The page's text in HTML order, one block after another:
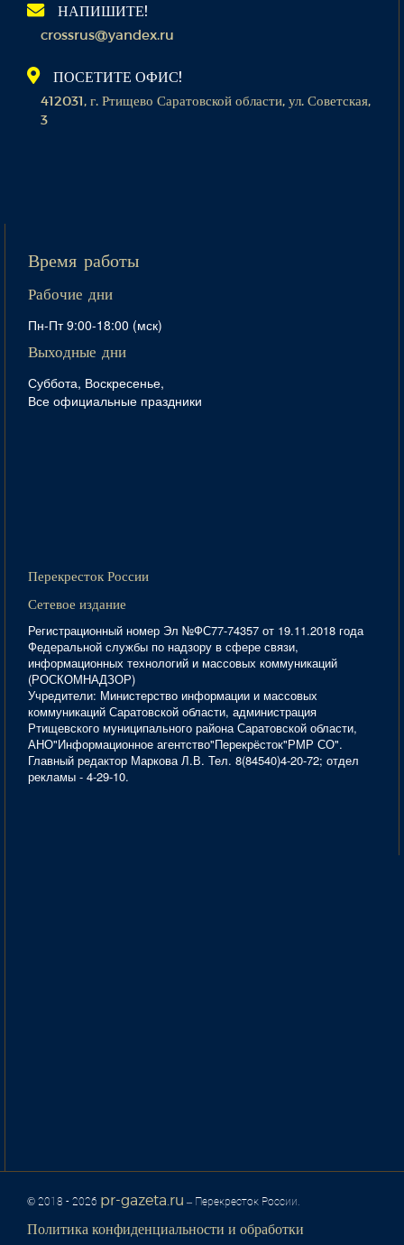
НАПИШИТЕ!
crossrus@yandex.ru
ПОСЕТИТЕ ОФИС!
412031, г. Ртищево Саратовской области, ул. Советская,
3
Время работы
Рабочие дни
Пн-Пт 9:00-18:00 (мск)
Выходные дни
Суббота, Воскресенье,
Все официальные праздники
Перекресток России
Сетевое издание
Регистрационный номер Эл №ФС77-74357 от 19.11.2018 года
Федеральной службы по надзору в сфере связи,
информационных технологий и массовых коммуникаций
(РОСКОМНАДЗОР)
Учредители: Министерство информации и массовых
коммуникаций Саратовской области, администрация
Ртищевского муниципального района Саратовской области,
АНО"Информационное агентство"Перекрёсток"РМР СО".
Главный редактор Маркова Л.В. Тел. 8(84540)4-20-72; отдел
рекламы - 4-29-10.
© 2018 - 2026 pr-gazeta.ru – Перекресток России.
Политика конфиденциальности и обработки